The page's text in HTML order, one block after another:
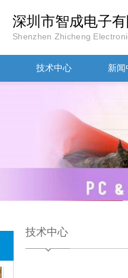
深圳市智成电子有
Shenzhen Zhicheng
技术中心 新闻
技术中心